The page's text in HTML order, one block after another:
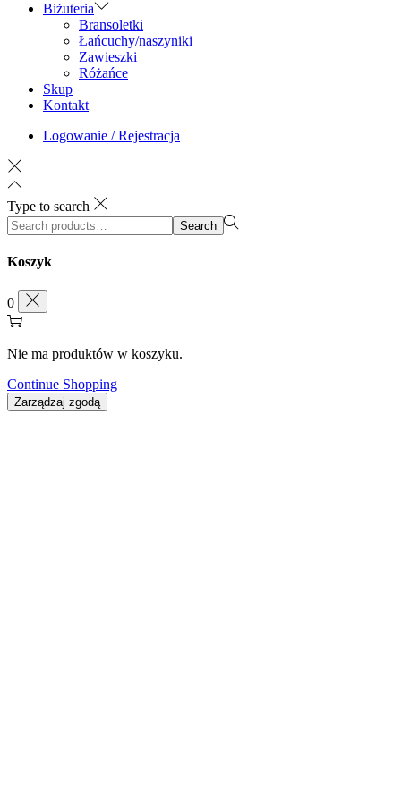
Biżuteria
Bransoletki
Łańcuchy/naszyniki
Zawieszki
Różańce
Skup
Kontakt
Logowanie / Rejestracja
Type to search
Search
for:>
Search
Koszyk
0
Nie ma produktów w koszyku.
Continue Shopping
Zarządzaj zgodą